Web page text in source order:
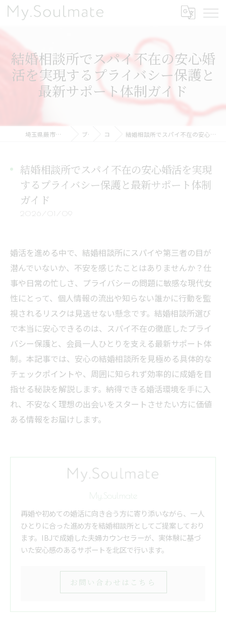
結婚相談所でスパイ不在の安心婚
活を実現するプライバシー保護と
最新サポート体制ガイド
埼玉県蕨市の結婚相談所ならMy.Soulmate ブログ コラム 結婚相談所でスパイ不在の安心婚活を実現するプライバシー保護と最新サポート体制ガイド
結婚相談所でスパイ不在の安心婚活を実現
するプライバシー保護と最新サポート体制
ガイド
2026/01/09
婚活を進める中で、結婚相談所にスパイや第三者の目が
潜んでいないか、不安を感じたことはありませんか？仕
事や日常の忙しさ、プライバシーの問題に敏感な現代女
性にとって、個人情報の流出や知らない誰かに行動を監
視されるリスクは見逃せない懸念です。結婚相談所選び
で本当に安心できるのは、スパイ不在の徹底したプライ
バシー保護と、会員一人ひとりを支える最新サポート体
制。本記事では、安心の結婚相談所を見極める具体的な
チェックポイントや、周囲に知られず効率的に成婚を目
指せる秘訣を解説します。納得できる婚活環境を手に入
れ、不安なく理想の出会いをスタートさせたい方に価値
ある情報をお届けします。
My.Soulmate
再婚や初めての婚活に向き合う方に寄り添いながら、一人
ひとりに合った進め方を結婚相談所としてご提案しており
ます。IBJで成婚した夫婦カウンセラーが、実体験に基づ
いた安心感のあるサポートを北区で行います。
お問い合わせはこちら